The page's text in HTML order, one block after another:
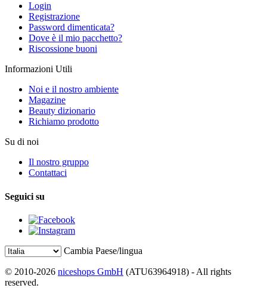
Login
Registrazione
Password dimenticata?
Dove è il mio pacchetto?
Riscossione buoni
Informazioni Utili
Noi e il nostro ambiente
Magazine
Beauty dizionario
Richiamo prodotto
Su di noi
Il nostro gruppo
Contattaci
Seguici su
Cambia Paese/lingua
© 2010-2026 niceshops GmbH (ATU63964918) - All rights
reserved.